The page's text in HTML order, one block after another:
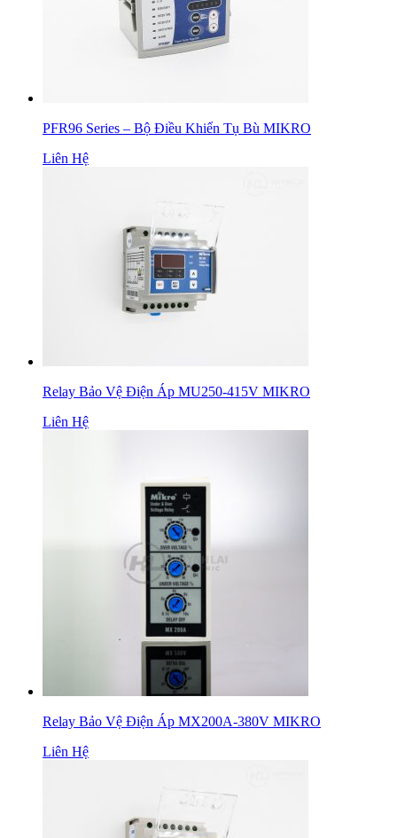
PFR96 Series – Bộ Điều Khiển Tụ Bù MIKRO
Liên Hệ
Relay Bảo Vệ Điện Áp MU250-415V MIKRO
Liên Hệ
Relay Bảo Vệ Điện Áp MX200A-380V MIKRO
Liên Hệ